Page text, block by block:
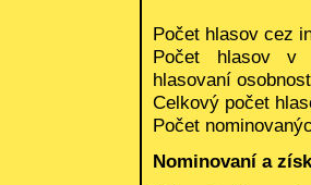
Počet hlasov cez
Počet hlasov v
hlasovaní
Celkový počet
Počet
Nominovaní a